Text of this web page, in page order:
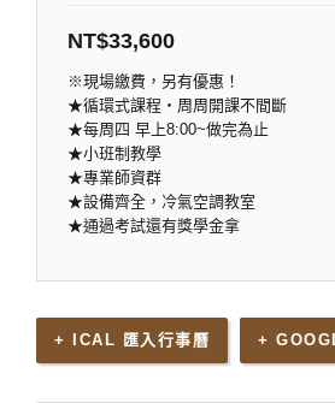
NT$33,600
※現場繳費，另有優惠！
★循環式課程‧周周開課不間斷
★每周四 早上8:00~做完為止
★小班制教學
★專業師資群
★設備齊全，冷氣空調教室
★通過考試還有獎學金拿
+ ICAL 匯入行事曆 +